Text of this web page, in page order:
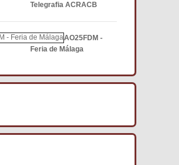
Telegrafia ACRACB
AO25FDM -
Feria de Málaga